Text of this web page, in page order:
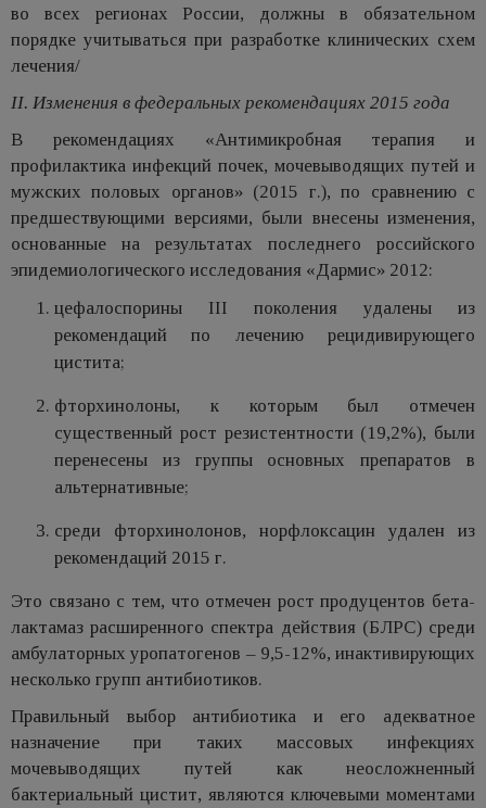
во всех регионах России, должны в обязательном
порядке учитываться при разработке клинических схем
лечения/
II. Изменения в федеральных рекомендациях 2015 года
В рекомендациях «Антимикробная терапия и
профилактика инфекций почек, мочевыводящих путей и
мужских половых органов» (2015 г.), по сравнению с
предшествующими версиями, были внесены изменения,
основанные на результатах последнего российского
эпидемиологического исследования «Дармис» 2012:
цефалоспорины III поколения удалены из
рекомендаций по лечению рецидивирующего
цистита;
фторхинолоны, к которым был отмечен
существенный рост резистентности (19,2%), были
перенесены из группы основных препаратов в
альтернативные;
среди фторхинолонов, норфлоксацин удален из
рекомендаций 2015 г.
Это связано с тем, что отмечен рост продуцентов бета-
лактамаз расширенного спектра действия (БЛРС) среди
амбулаторных уропатогенов – 9,5-12%, инактивирующих
несколько групп антибиотиков.
Правильный выбор антибиотика и его адекватное
назначение при таких массовых инфекциях
мочевыводящих путей как неосложненный
бактериальный цистит, являются ключевыми моментами